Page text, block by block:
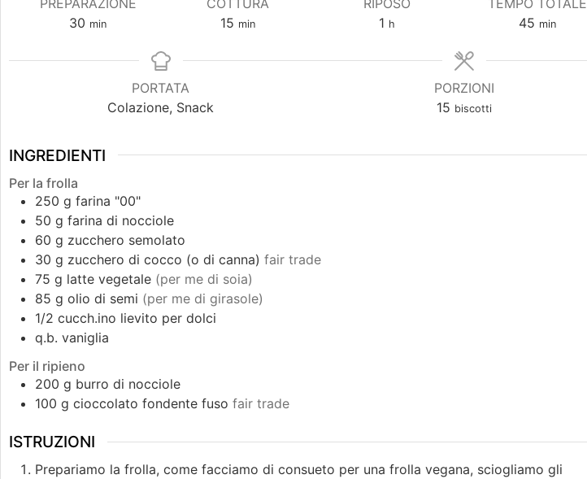
30 min
15 min
1 h
45 min
PORTATA
Colazione, Snack
PORZIONI
15 biscotti
INGREDIENTI
Per la frolla
250 g farina "00"
50 g farina di nocciole
60 g zucchero semolato
30 g zucchero di cocco (o di canna) fair trade
75 g latte vegetale (per me di soia)
85 g olio di semi (per me di girasole)
1/2 cucch.ino lievito per dolci
q.b. vaniglia
Per il ripieno
200 g burro di nocciole
100 g cioccolato fondente fuso fair trade
ISTRUZIONI
Prepariamo la frolla, come facciamo di consueto per una frolla vegana, sciogliamo gli